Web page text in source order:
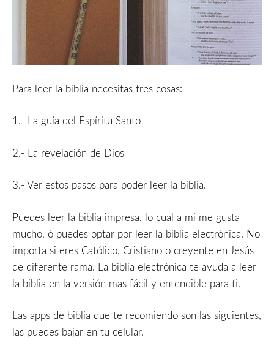
Para leer la biblia necesitas tres cosas:
1.- La guía del Espíritu Santo
2.- La revelación de Dios
3.- Ver estos pasos para poder leer la biblia.
Puedes leer la biblia impresa, lo cual a mi me gusta
mucho, ó puedes optar por leer la biblia electrónica. No
importa si eres Católico, Cristiano o creyente en Jesús
de diferente rama. La biblia electrónica te ayuda a leer
la biblia en la versión mas fácil y entendible para ti.
Las apps de biblia que te recomiendo son las siguientes,
las puedes bajar en tu celular.